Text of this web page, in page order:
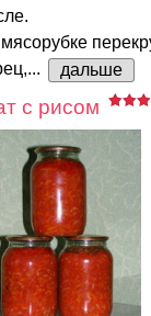
дальше
с рисом